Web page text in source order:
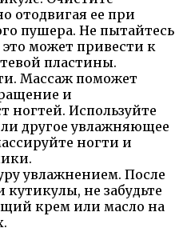
отодвигая ее при
пушера. Не пытайтесь
это может привести к
пластины.
Массаж поможет
и
ногтей. Используйте
другое увлажняющее
ногти и
увлажнением. После
не забудьте
крем или масло на